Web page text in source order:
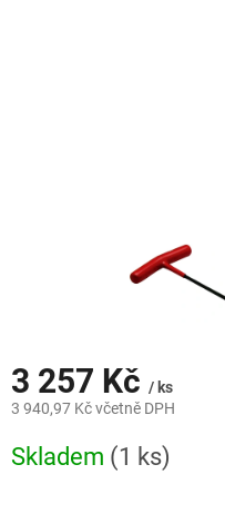
3 257 Kč / ks
3 940,97 Kč včetně DPH
cena:
Skladem (1 ks)